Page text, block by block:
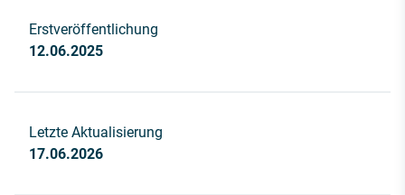
Erstveröffentlichung
12.06.2025
Letzte Aktualisierung
17.06.2026